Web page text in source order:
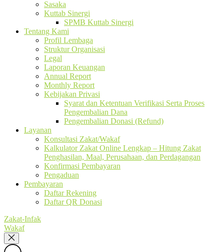
Sasaka
Kuttab Sinergi
SPMB Kuttab Sinergi
Tentang Kami
Profil Lembaga
Struktur Organisasi
Legal
Laporan Keuangan
Annual Report
Monthly Report
Kebijakan Privasi
Syarat dan Ketentuan Verifikasi Serta Proses
Pengembalian Dana
Pengembalian Donasi (Refund)
Layanan
Konsultasi Zakat/Wakaf
Kalkulator Zakat Online Lengkap – Hitung Zakat
Penghasilan, Maal, Perusahaan, dan Perdagangan
Konfirmasi Pembayaran
Pengaduan
Pembayaran
Daftar Rekening
Daftar QR Donasi
Zakat-Infak
Wakaf